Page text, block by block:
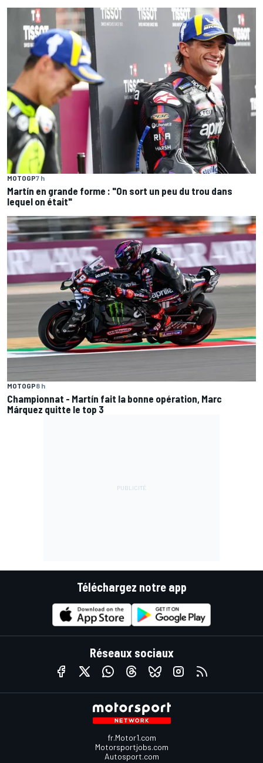
MOTOGP7 h
Martín en grande forme : "On sort un peu du trou dans
lequel on était"
MOTOGP8 h
Championnat - Martín fait la bonne opération, Marc
Márquez quitte le top 3
Téléchargez notre app
Réseaux sociaux
fr.Motor1.com
Motorsportjobs.com
Autosport.com